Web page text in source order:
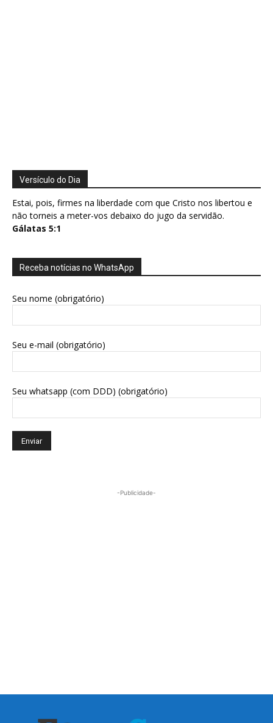
Versículo do Dia
Estai, pois, firmes na liberdade com que Cristo nos libertou e
não torneis a meter-vos debaixo do jugo da servidão.
Gálatas 5:1
Receba notícias no WhatsApp
Seu nome (obrigatório)
Seu e-mail (obrigatório)
Seu whatsapp (com DDD) (obrigatório)
-Publicidade-